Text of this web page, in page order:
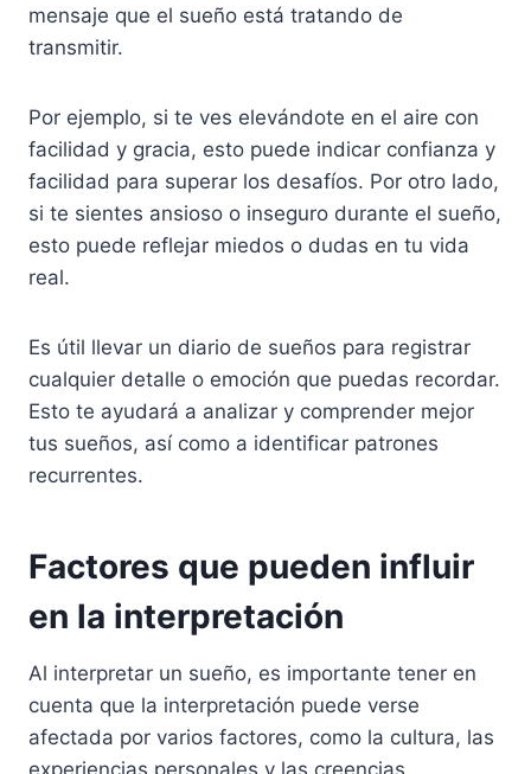
mensaje que el sueño está tratando de
transmitir.
Por ejemplo, si te ves elevándote en el aire con
facilidad y gracia, esto puede indicar confianza y
facilidad para superar los desafíos. Por otro lado,
si te sientes ansioso o inseguro durante el sueño,
esto puede reflejar miedos o dudas en tu vida
real.
Es útil llevar un diario de sueños para registrar
cualquier detalle o emoción que puedas recordar.
Esto te ayudará a analizar y comprender mejor
tus sueños, así como a identificar patrones
recurrentes.
Factores que pueden influir
en la interpretación
Al interpretar un sueño, es importante tener en
cuenta que la interpretación puede verse
afectada por varios factores, como la cultura, las